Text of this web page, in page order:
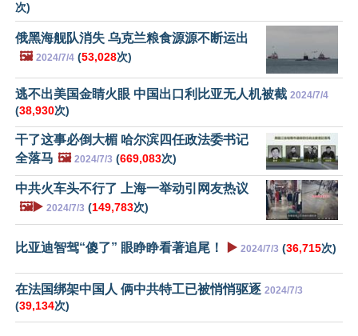
次)
俄黑海舰队消失 乌克兰粮食源源不断运出
🖼️ 2024/7/4 (53,028次)
逃不出美国金睛火眼 中国出口利比亚无人机被截 2024/7/4
(38,930次)
干了这事必倒大楣 哈尔滨四任政法委书记
全落马 🖼️ 2024/7/3 (669,083次)
中共火车头不行了 上海一举动引网友热议
🖼️▶️ 2024/7/3 (149,783次)
比亚迪智驾“傻了” 眼睁睁看著追尾！ ▶️ 2024/7/3 (36,715次)
在法国绑架中国人 俩中共特工已被悄悄驱逐 2024/7/3
(39,134次)